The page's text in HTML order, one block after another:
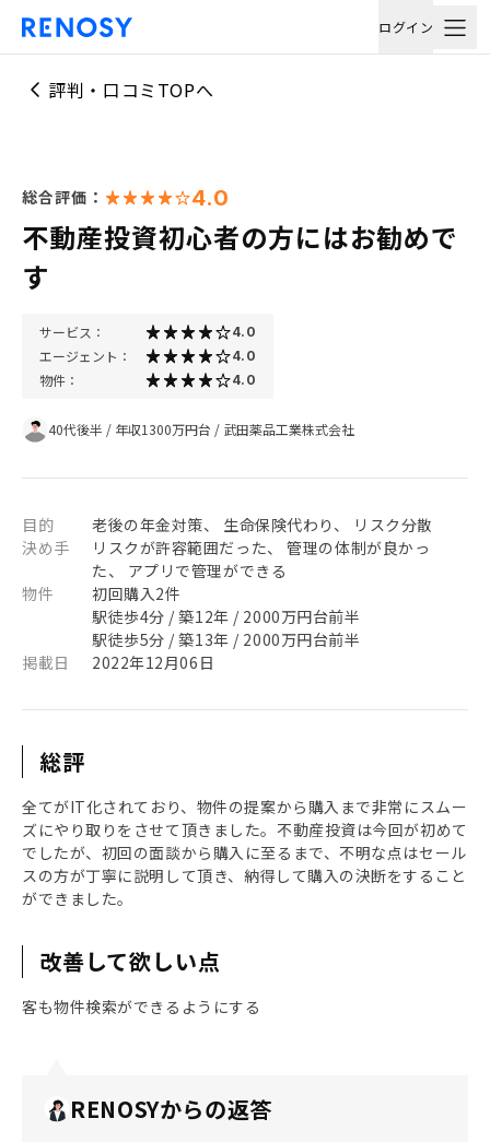
ログイン
評判・口コミTOPへ
総合評価： 4.0
不動産投資初心者の方にはお勧めで
す
サービス： 4.0
エージェント： 4.0
物件： 4.0
40代後半 / 年収1300万円台 / 武田薬品工業株式会社
目的
老後の年金対策、 生命保険代わり、 リスク分散
決め手
リスクが許容範囲だった、 管理の体制が良かっ
た、 アプリで管理ができる
物件
初回購入2件
駅徒歩4分 / 築12年 / 2000万円台前半
駅徒歩5分 / 築13年 / 2000万円台前半
掲載日
2022年12月06日
総評
全てがIT化されており、物件の提案から購入まで非常にスムー
ズにやり取りをさせて頂きました。不動産投資は今回が初めて
でしたが、初回の面談から購入に至るまで、不明な点はセール
スの方が丁寧に説明して頂き、納得して購入の決断をすること
ができました。
改善して欲しい点
客も物件検索ができるようにする
RENOSYからの返答